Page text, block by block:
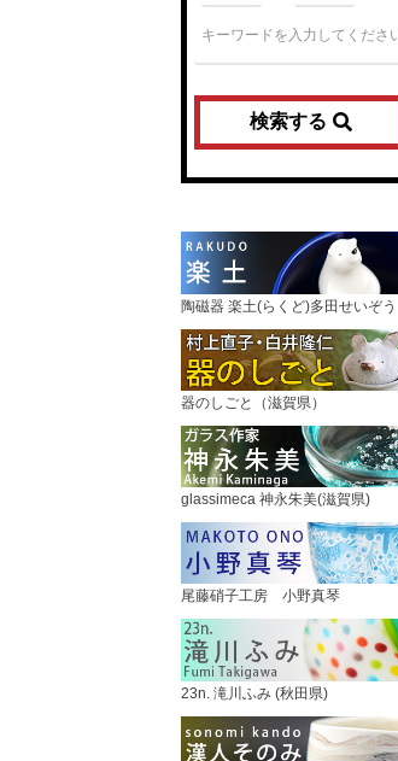
検索する
陶磁器 楽土(らくど)多田せいぞう
器のしごと（滋賀県）
glassimeca 神永朱美(滋賀県)
尾藤硝子工房 小野真琴
23n. 滝川ふみ (秋田県)